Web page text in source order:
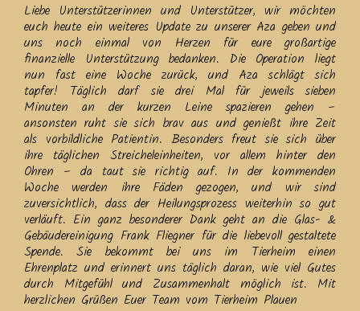
Liebe Unterstützerinnen und Unterstützer, wir möchten
euch heute ein weiteres Update zu unserer Aza geben und
uns noch einmal von Herzen für eure großartige
finanzielle Unterstützung bedanken. Die Operation liegt
nun fast eine Woche zurück, und Aza schlägt sich
tapfer! Täglich darf sie drei Mal für jeweils sieben
Minuten an der kurzen Leine spazieren gehen –
ansonsten ruht sie sich brav aus und genießt ihre Zeit
als vorbildliche Patientin. Besonders freut sie sich über
ihre täglichen Streicheleinheiten, vor allem hinter den
Ohren – da taut sie richtig auf. In der kommenden
Woche werden ihre Fäden gezogen, und wir sind
zuversichtlich, dass der Heilungsprozess weiterhin so gut
verläuft. Ein ganz besonderer Dank geht an die Glas- &
Gebäudereinigung Frank Fliegner für die liebevoll gestaltete
Spende. Sie bekommt bei uns im Tierheim einen
Ehrenplatz und erinnert uns täglich daran, wie viel Gutes
durch Mitgefühl und Zusammenhalt möglich ist. Mit
herzlichen Grüßen Euer Team vom Tierheim Plauen